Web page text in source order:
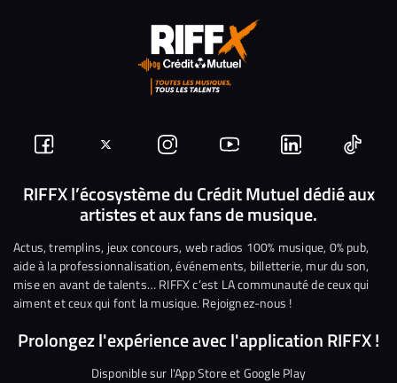
Suivez-
nous
Facebook
Suivez-
nous
sur
Twitter
Nous
rejoindre
sur
Instagram
Nous
rejoindre
sur
YouTube
Nous
rejoindre
sur
Linkedin
Nous
RIFFX l’écosystème du Crédit Mutuel dédié aux
artistes et aux fans de musique.
Actus, tremplins, jeux concours, web radios 100% musique, 0% pub,
aide à la professionnalisation, événements, billetterie, mur du son,
mise en avant de talents… RIFFX c’est LA communauté de ceux qui
aiment et ceux qui font la musique. Rejoignez-nous !
Prolongez l'expérience avec l'application RIFFX !
Disponible sur l'App Store et Google Play